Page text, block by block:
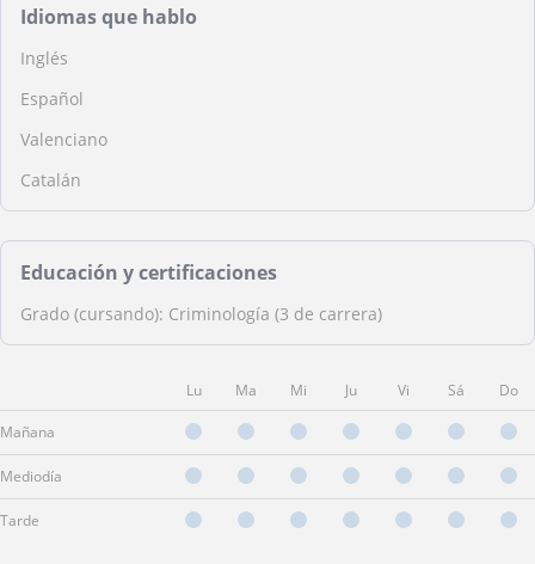
Idiomas que hablo
Inglés
Español
Valenciano
Catalán
Educación y certificaciones
Grado (cursando): Criminología (3 de carrera)
Lu Ma Mi Ju Vi Sá Do
Mañana
Mediodía
Tarde